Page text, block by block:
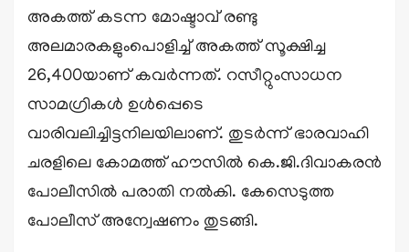
അകത്ത് കടന്ന മോഷ്ടാവ് രണ്ടു
അലമാരകളുംപൊളിച്ച് അകത്ത് സൂക്ഷിച്ച
26,400യാണ് കവർന്നത്. റസീറ്റുംസാധന
സാമഗ്രികൾ ഉൾപ്പെടെ
വാരിവലിച്ചിട്ടനിലയിലാണ്. തുടർന്ന് ഭാരവാഹി
ചരളിലെ കോമത്ത് ഹൗസിൽ കെ.ജി.ദിവാകരൻ
പോലീസിൽ പരാതി നൽകി. കേസെടുത്ത
പോലീസ് അന്വേഷണം തുടങ്ങി.